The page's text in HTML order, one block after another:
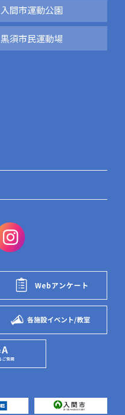
入間市運動公園
黒須市民運動場